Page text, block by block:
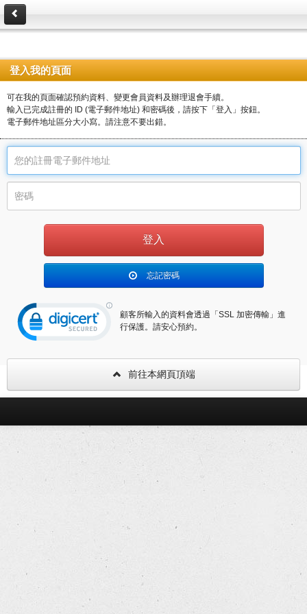
登入我的頁面
可在我的頁面確認預約資料、變更會員資料及辦理退會手續。
輸入已完成註冊的 ID (電子郵件地址) 和密碼後，請按下「登入」按鈕。
電子郵件地址區分大小寫。請注意不要出錯。
忘記密碼
顧客所輸入的資料會透過「SSL 加密傳輸」進
行保護。請安心預約。
前往本網頁頂端